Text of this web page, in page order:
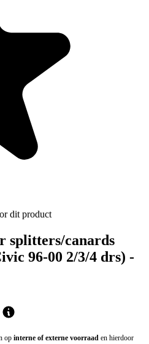
dit product
splitters/canards
96-00 2/3/4 drs) -
op interne of externe voorraad en hierdoor